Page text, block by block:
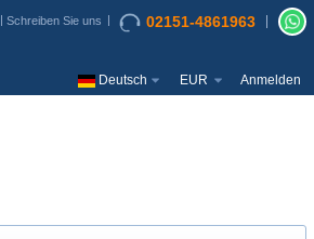
Schreiben Sie uns 02151-4861963
Deutsch EUR Anmelden